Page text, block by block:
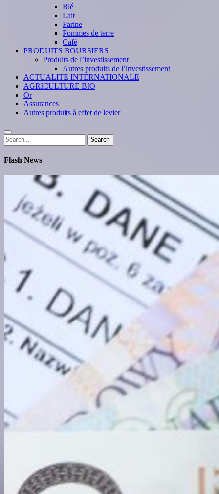
Blé
Lait
Farine
Pommes de terre
Café
PRODUITS BOURSIERS
Produits de l’investissement
Autres produits de l’investissement
ACTUALITÉ INTERNATIONALE
AGRICULTURE BIO
Or
Assurances
Autres produits à effet de levier
Search
for:
Search
Flash News